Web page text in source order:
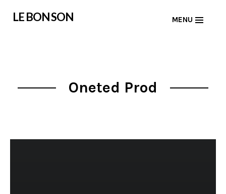
LE BON SON MENU
Oneted Prod